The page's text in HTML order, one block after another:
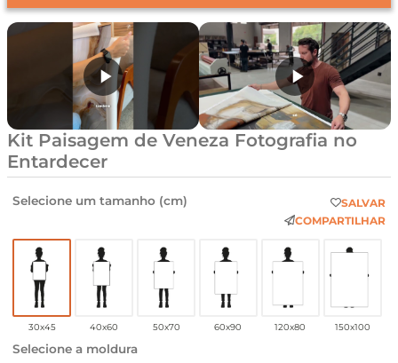
Kit Paisagem de Veneza Fotografia no
Entardecer
Selecione um tamanho (cm)
SALVAR
COMPARTILHAR
30x45 40x60 50x70 60x90 120x80 150x100
Selecione a moldura